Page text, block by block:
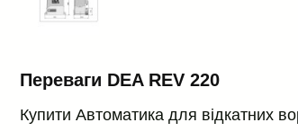
Переваги DEA REV 220
Купити Автоматика для відкатних